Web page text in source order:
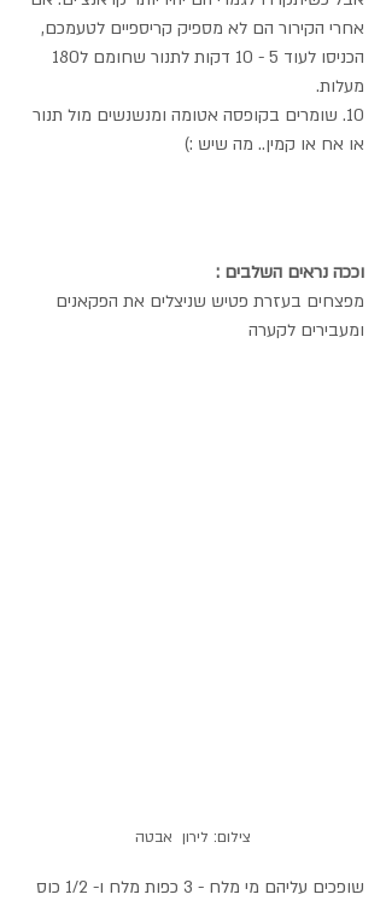
אחרי הקירור הם לא מספיק קריספיים לטעמכם,
מעלות.
10. שומרים בקופסה אטומה ומנשנשים מול תנור
או אח או קמין.. מה שיש :)
וככה נראים השלבים :
מפצחים בעזרת פטיש שניצלים את הפקאנים
ומעבירים לקערה
צילום: לירון  אבטה
שופכים עליהם מי מלח - 3 כפות מלח ו- 1/2 כוס